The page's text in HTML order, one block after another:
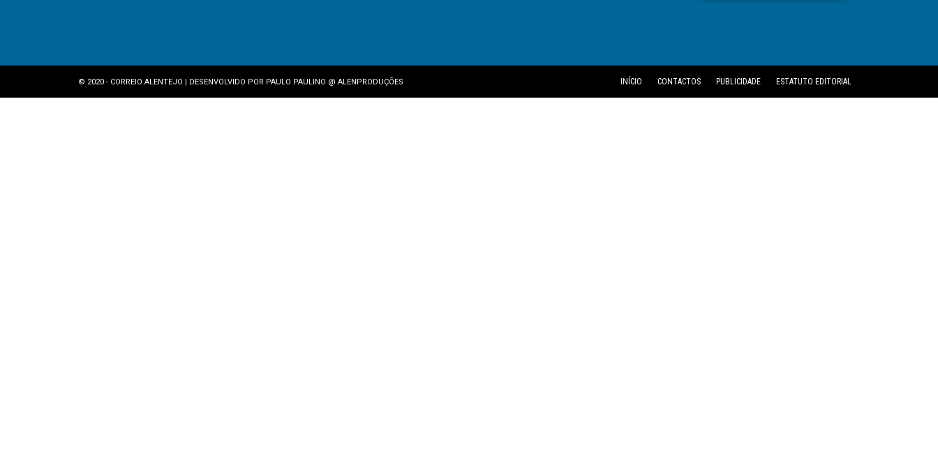
© 2020 - CORREIO ALENTEJO | DESENVOLVIDO POR PAULO PAULINO @ ALENPRODUÇÕES INÍCIO CONTACTOS PUBLICIDADE ESTATUTO EDITORIAL